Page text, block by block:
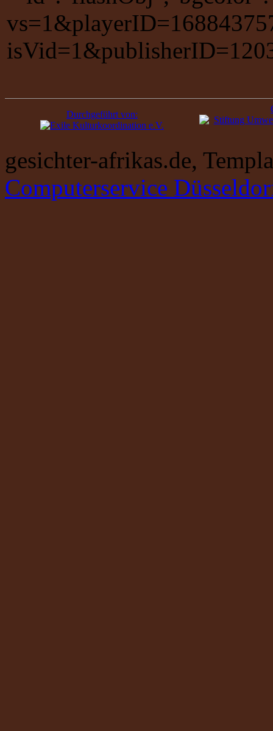
Durchgeführt von:
gesichter-afrikas.de,
Computerservice